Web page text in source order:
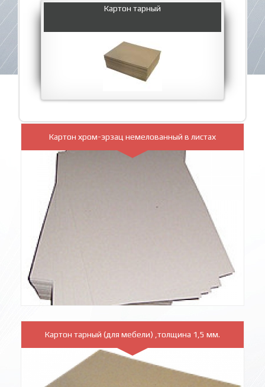
Картон тарный
Картон хром-эрзац немелованный в листах
Картон тарный (для мебели) ,толщина 1,5 мм.